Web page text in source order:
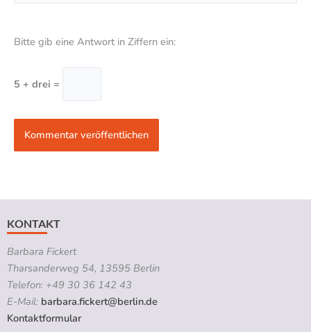
Bitte gib eine Antwort in Ziffern ein:
5 + drei =
KONTAKT
Barbara Fickert
Tharsanderweg 54, 13595 Berlin
Telefon: +49 30 36 142 43
E-Mail: barbara.fickert@berlin.de
Kontaktformular